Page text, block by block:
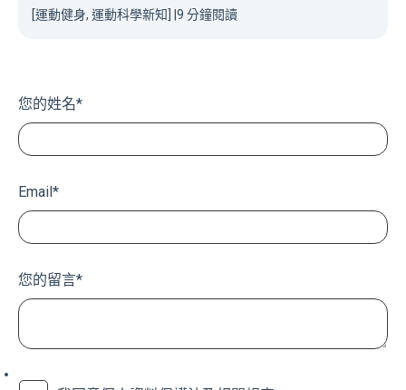
[運動健身, 運動科學新知] 9 分鐘閱讀
您的姓名*
Email*
您的留言*